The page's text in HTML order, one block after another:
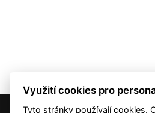
© 2001 — 2026 Copyright CMI News a
Využití cookies pro
Tyto stránky používají cookies.